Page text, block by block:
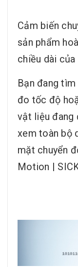
Cảm biến
sản phẩm
chiều dài
Bạn đang
đo tốc độ
vật liệu đang
xem toàn bộ
mặt chuyển
Motion |